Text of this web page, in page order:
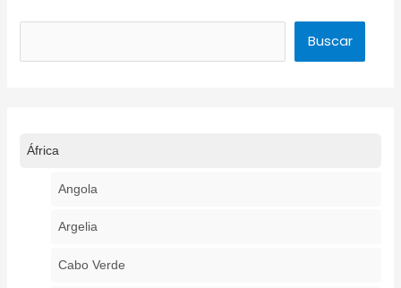
Buscar
África
Angola
Argelia
Cabo Verde